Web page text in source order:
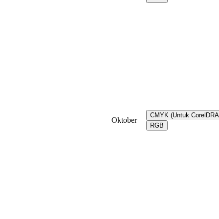
Oktober
CMYK (Untuk
RGB